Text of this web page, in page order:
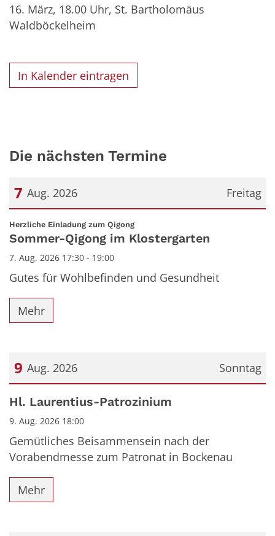
16. März, 18.00 Uhr, St. Bartholomäus
Waldböckelheim
In Kalender eintragen
Die nächsten Termine
Freitag
7 Aug. 2026
Datum: 7. August 2026
Herzliche Einladung zum Qigong:
Sommer-Qigong im Klostergarten
7. Aug. 2026 17:30 - 19:00
Gutes für Wohlbefinden und Gesundheit
Mehr
Sonntag
9 Aug. 2026
Datum: 9. August 2026
Hl. Laurentius-Patrozinium
9. Aug. 2026 18:00
Gemütliches Beisammensein nach der
Vorabendmesse zum Patronat in Bockenau
Mehr